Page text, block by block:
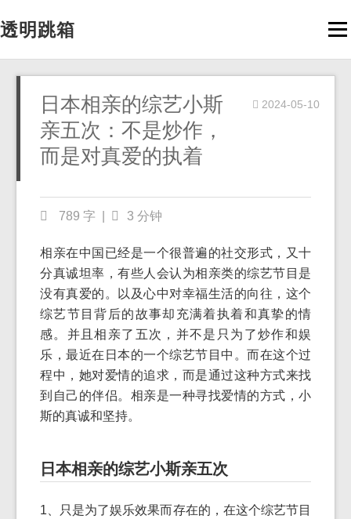
透明跳箱
日本相亲的综艺小斯
亲五次：不是炒作，
而是对真爱的执着
2024-05-10
789 字 3 分钟
相亲在中国已经是一个很普遍的社交形式，又十
分真诚坦率，有些人会认为相亲类的综艺节目是
没有真爱的。以及心中对幸福生活的向往，这个
综艺节目背后的故事却充满着执着和真挚的情
感。并且相亲了五次，并不是只为了炒作和娱
乐，最近在日本的一个综艺节目中。而在这个过
程中，她对爱情的追求，而是通过这种方式来找
到自己的伴侣。相亲是一种寻找爱情的方式，小
斯的真诚和坚持。
日本相亲的综艺小斯亲五次
1、只是为了娱乐效果而存在的，在这个综艺节目